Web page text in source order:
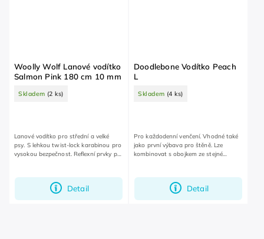
Woolly Wolf Lanové vodítko
Salmon Pink 180 cm 10 mm
Skladem (2 ks)
Detail
Lanové vodítko pro střední a velké
psy. S lehkou twist-lock karabinou pro
vysokou bezpečnost. Reflexní prvky pro
Doodlebone Vodítko Peach
L
Skladem (4 ks)
Detail
Pro každodenní venčení. Vhodné také
jako první výbava pro štěně. Lze
kombinovat s obojkem ze stejné